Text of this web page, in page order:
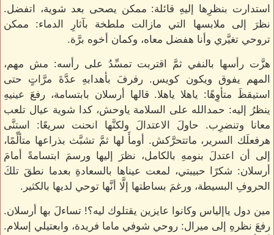
استدارت بنظرِها إليهِ قائلة: ممكن يصحى بعد شوية، اتفضل.
نظرَ إلى ملابسها التي مازالت ملطخة بآثارِ الدماء: ممكن
تروحي تغيَّري وأنا هفضل معاه، وكمان أخوه برَّة.
هزَّت رأسها بالنفي ثمَّ اقتربت تمسِّدُ على رأسه: مش مهم،
المهم يفوق ويكون كويس. رفرفَ بأهدابهِ عدَّةَ مرَّاتٍ حتى
استيقظَ متأوِهًا: ياهلا ياهلا. قالها أرسلان بابتسامة، رفعَ عينيهِ
ينظرُ إليه: حمدالله على السلامة ياوحش، كدا شوية عيال تلعب
معانا وتنضرِب. حاولَ الاعتدالَ ولكنَّها انحنت سريعًا: استنَّى
هرفعلَك السرير، ماتتحرَّكش. أومأَ لها ثمَّ تشبَّث بذراعها متألِّمًا،
إلى أن اعتدلَ بنومهِ بالكامل، نظرَ إليها ورسمَ ابتسامةً أمامَ
أرسلان: شكرًا حبيبتي، لمعت عيناها بالسعادةِ بعدما نطقَ تلكَ
الحروفِ البسيطة، ورغمَ بساطتها إلَّا أنَّها توحي لديها بالكثير.
مين دول ياإلياس وكانوا عايزين يقتلوك ليه؟! تساءلَ بها أرسلان.
رفعَ نظرهِ إلى ميرال: روحي شوفي ماما فريدة، وابعتيلي إسلام.